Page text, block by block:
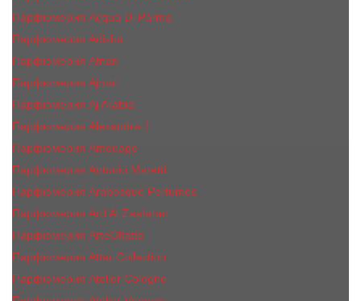
Парфюмерия Acqua Di Parma
Парфюмерия Adisha
Парфюмерия Afnan
Парфюмерия Ajmal
Парфюмерия Aj Arabia
Парфюмерия Alexandre J.
Парфюмерия Amouage
Парфюмерия Antonio Maretti
Парфюмерия Arabesque Perfumes
Парфюмерия Ard Al Zaafaran
Парфюмерия ArteOlfatto
Парфюмерия Attar Collection
Парфюмерия Atelier Cologne